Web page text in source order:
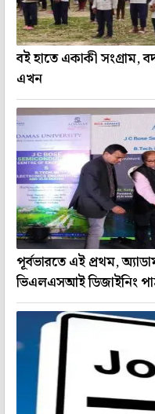
বই হাতে একাকী সংগ্রাম,
এখন
পূর্বভারতে এই প্রথম,
ভিএলএসআই ডিজাইনিং